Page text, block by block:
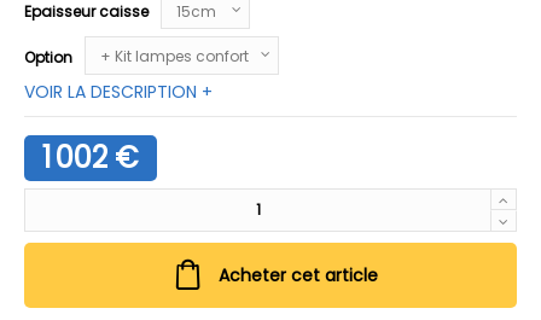
Epaisseur caisse
Option
VOIR LA DESCRIPTION +
1 002 €
Acheter cet article